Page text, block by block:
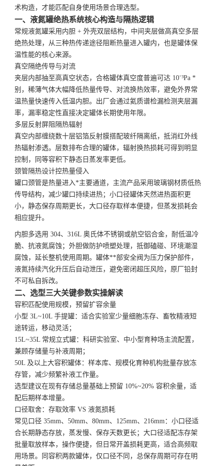
术构造，才能匹配自身使用场景合理选型。
一、液氮罐绝热系统核心构造与隔热逻辑
常规液氮罐采用内胆 + 外壳双层结构，中间夹层做高真空多层
绝热处理，从三种热传递途径阻断热量进入罐内，也是罐体保
温性能的核心来源。
真空隔绝传导与对流
夹层内部抽至高真空状态，合格罐体真空度普遍可达 10⁻³Pa *
别，稀薄气体大幅降低热量传导、对流换热效率，避免外界常
温热量快速传入低温内胆。出厂会通过氦质谱检漏检测夹层漏
率，漏率稳定性直接决定罐体长期使用年限。
多层反射屏阻隔热辐射
真空内部缠绕数十层铝箔反射膜搭配玻纤隔离纸，抵消红外线
热辐射渗透。层数排布合理的罐体，辐射换热损耗可得到明显
控制，同等容积下静态日蒸发率更低。
颈管隔热设计控热量侵入
罐口颈管是热量进入*主要通道，主流产品采用玻璃钢材质低热
传导结构，减少罐口持续进热；小口径罐体天然进热面积更
小，静态保存周期更长，大口径存取样本便捷，但蒸发损耗会
相应提升。
内胆多选用 304、316L 奥氏体不锈钢或航空铝合金，耐低温冷
脆、抗液氮腐蚀；外胆做防护喷塑处理，抵御磕碰、环境潮湿
腐蚀，延长整机使用周期。罐体**部安全阀为压力保护部件，
液氮持续汽化升压后自动泄压，避免密闭超压风险，原厂铅封
不可私自拆改。
二、选型三大关键参数实操解读
容积匹配使用规模，预留扩容余量
小型 3L~10L 手提罐：适合实验室少量细胞冻存、畜牧精液短
途转运，移动灵活；
15L~35L 常规立式罐：科研实验室、中小型育种场主流配置，
兼顾存储量与补液周期；
50L 及以上大容积罐体：样本库、规模化育种机构批量存放冻
存管，减少频繁补液工作量。
选型建议在现有存储总量基础上预留 10%~20% 容积余量，适
配后期样本增量。
口径取舍：存取效率 VS 液氮损耗
常见口径 35mm、50mm、80mm、125mm、216mm：小口径适
合长期静态存放，蒸发慢、保存天数更长；大口径适配冻存架
批量取放样本，操作便捷，但日常开盖损耗更高，适合高频取
用场景。同容积两款罐体，仅口径不同，总保存周期可存在明